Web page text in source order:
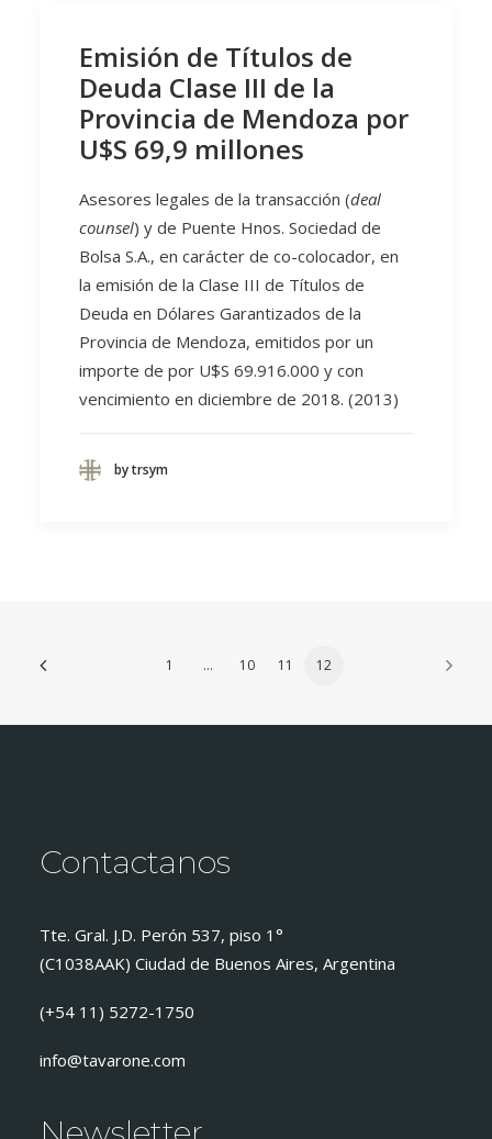
Emisión de Títulos de
Deuda Clase III de la
Provincia de Mendoza por
U$S 69,9 millones
Asesores legales de la transacción (deal
counsel) y de Puente Hnos. Sociedad de
Bolsa S.A., en carácter de co-colocador, en
la emisión de la Clase III de Títulos de
Deuda en Dólares Garantizados de la
Provincia de Mendoza, emitidos por un
importe de por U$S 69.916.000 y con
vencimiento en diciembre de 2018. (2013)
by trsym
1 … 10 11 12
Contactanos
Tte. Gral. J.D. Perón 537, piso 1°
(C1038AAK) Ciudad de Buenos Aires, Argentina
(+54 11) 5272-1750
info@tavarone.com